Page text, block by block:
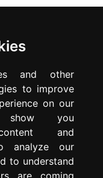
and other
to improve
on our
you
and
analyze our
to understand
are coming
clienti
+39 030 89314020
Garanzia